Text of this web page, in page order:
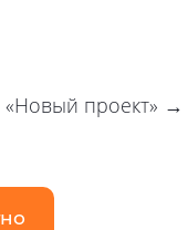
проект» →